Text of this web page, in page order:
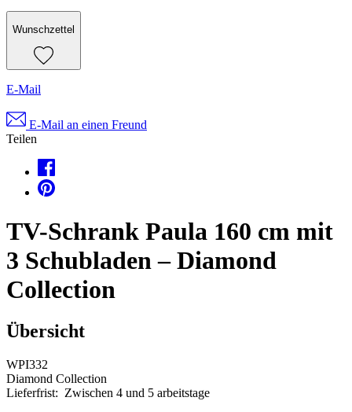
Wunschzettel
E-Mail
E-Mail an einen Freund
Teilen
TV-Schrank Paula 160 cm mit
3 Schubladen – Diamond
Collection
Übersicht
WPI332
Diamond Collection
Lieferfrist: Zwischen 4 und 5 arbeitstage